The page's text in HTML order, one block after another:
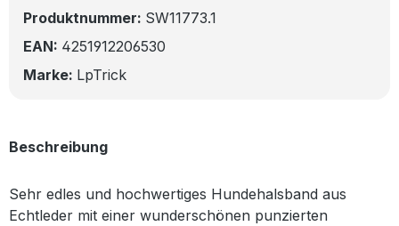
Produktnummer: SW11773.1
EAN: 4251912206530
Marke: LpTrick
Beschreibung
Sehr edles und hochwertiges Hundehalsband aus
Echtleder mit einer wunderschönen punzierten